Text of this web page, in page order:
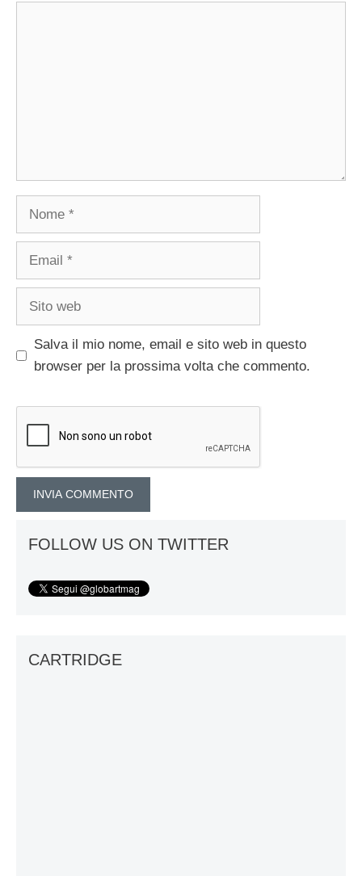
Nome
Email
Sito
Salva il mio nome, email e sito web in questo
browser per la prossima volta che commento.
FOLLOW US ON TWITTER
CARTRIDGE